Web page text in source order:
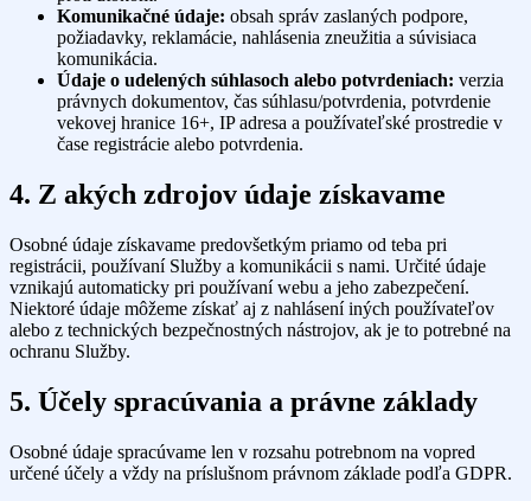
Komunikačné údaje: obsah správ zaslaných podpore,
požiadavky, reklamácie, nahlásenia zneužitia a súvisiaca
komunikácia.
Údaje o udelených súhlasoch alebo potvrdeniach: verzia
právnych dokumentov, čas súhlasu/potvrdenia, potvrdenie
vekovej hranice 16+, IP adresa a používateľské prostredie v
čase registrácie alebo potvrdenia.
4. Z akých zdrojov údaje získavame
Osobné údaje získavame predovšetkým priamo od teba pri
registrácii, používaní Služby a komunikácii s nami. Určité údaje
vznikajú automaticky pri používaní webu a jeho zabezpečení.
Niektoré údaje môžeme získať aj z nahlásení iných používateľov
alebo z technických bezpečnostných nástrojov, ak je to potrebné na
ochranu Služby.
5. Účely spracúvania a právne základy
Osobné údaje spracúvame len v rozsahu potrebnom na vopred
určené účely a vždy na príslušnom právnom základe podľa GDPR.